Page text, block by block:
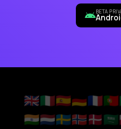
BETA
🇬🇧🇮🇹🇪🇸🇩🇪🇫🇷🇵🇹
🇮🇳🇳🇱🇸🇪🇳🇴🇩🇰🇸🇦